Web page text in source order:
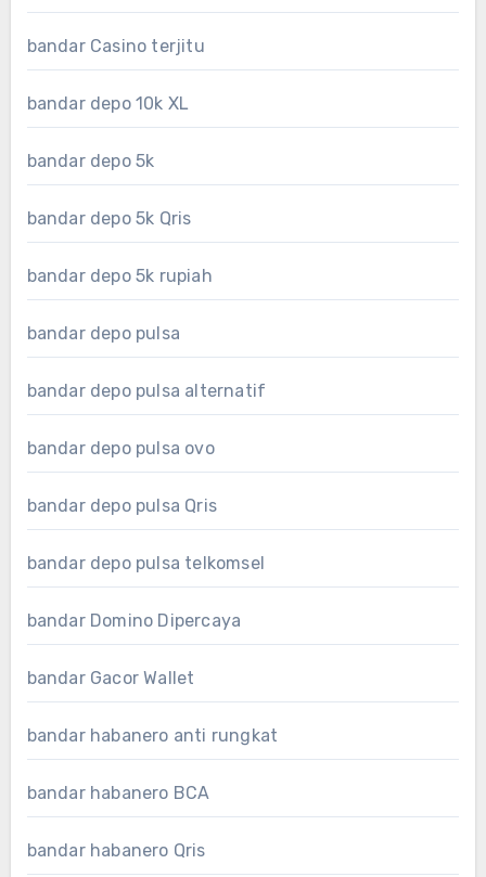
bandar Casino terjitu
bandar depo 10k XL
bandar depo 5k
bandar depo 5k Qris
bandar depo 5k rupiah
bandar depo pulsa
bandar depo pulsa alternatif
bandar depo pulsa ovo
bandar depo pulsa Qris
bandar depo pulsa telkomsel
bandar Domino Dipercaya
bandar Gacor Wallet
bandar habanero anti rungkat
bandar habanero BCA
bandar habanero Qris